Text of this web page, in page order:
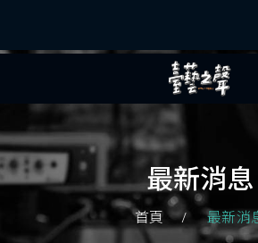
最新消息
首頁 最新消